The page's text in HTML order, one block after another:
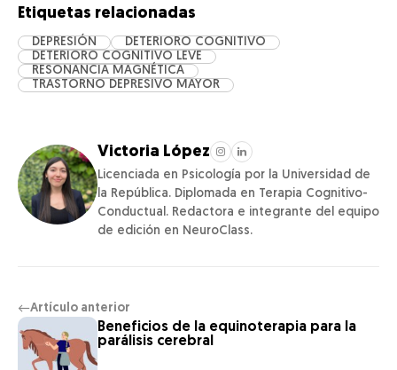
Etiquetas relacionadas
DEPRESIÓN
DETERIORO COGNITIVO
DETERIORO COGNITIVO LEVE
RESONANCIA MAGNÉTICA
TRASTORNO DEPRESIVO MAYOR
Victoria López
Licenciada en Psicología por la Universidad de
la República. Diplomada en Terapia Cognitivo-
Conductual. Redactora e integrante del equipo
de edición en NeuroClass.
←Artículo anterior
Beneficios de la equinoterapia para la
parálisis cerebral